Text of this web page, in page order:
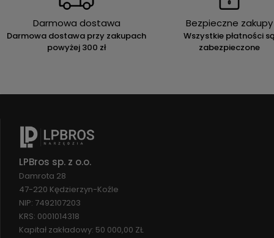
Darmowa dostawa
Darmowa dostawa przy zakupach
powyżej 300 zł
Bezpieczne zakupy
Wszystkie płatności
zabezpieczone
LPBros sp. z o.o.
Damrota 28
47-220 Kędzierzyn-Koźle
NIP: 7492107203
KRS: 0001014318
Kapitał zakładowy: 50 000,00 ZŁ